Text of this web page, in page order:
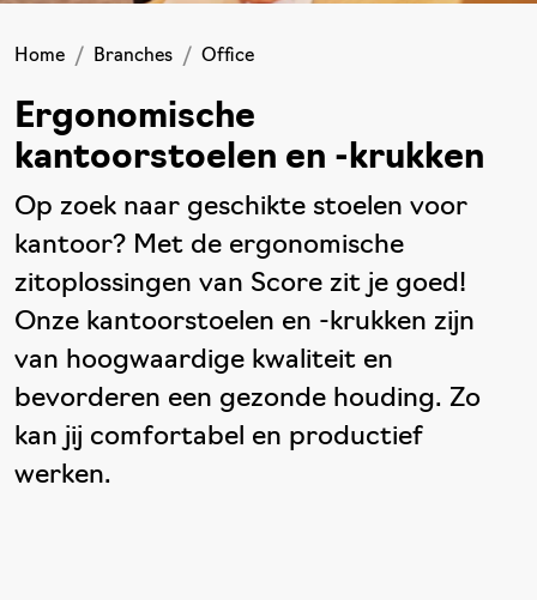
Home Branches Office
Ergonomische
kantoorstoelen en -krukken
Op zoek naar geschikte stoelen voor
kantoor? Met de ergonomische
zitoplossingen van Score zit je goed!
Onze kantoorstoelen en -krukken zijn
van hoogwaardige kwaliteit en
bevorderen een gezonde houding. Zo
kan jij comfortabel en productief
werken.